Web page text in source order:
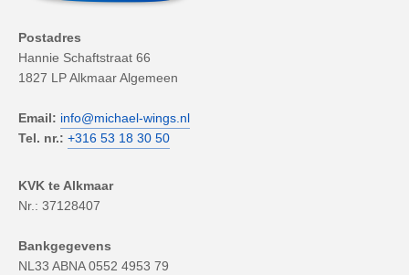
Postadres
Hannie Schaftstraat 66
1827 LP Alkmaar Algemeen
Email: info@michael-wings.nl
Tel. nr.: +316 53 18 30 50
KVK te Alkmaar
Nr.: 37128407
Bankgegevens
NL33 ABNA 0552 4953 79